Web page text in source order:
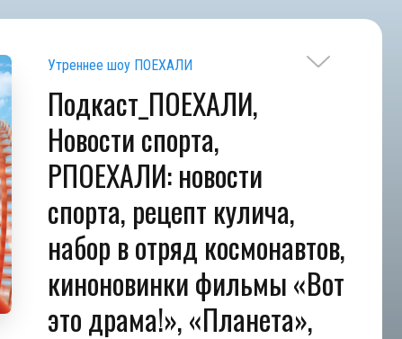
Утреннее шоу ПОЕХАЛИ
Подкаст_ПОЕХАЛИ,
Новости спорта,
РПОЕХАЛИ: новости
спорта, рецепт кулича,
набор в отряд космонавтов,
киноновинки фильмы «Вот
это драма!», «Планета»,